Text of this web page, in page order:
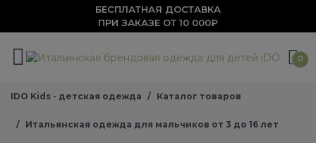
БЕСПЛАТНАЯ ДОСТАВКА
ПРИ ЗАКАЗЕ ОТ 10 000₽
0
IDO Kids - детская одежда Каталог товаров
Итальянская одежда для мальчиков от 3 до 16 лет